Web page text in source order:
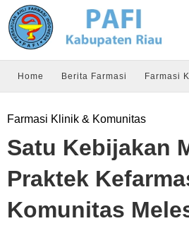
Home Berita Farmasi Farmasi
Farmasi Klinik & Komunitas
Satu Kebijakan
Praktek
Komunitas